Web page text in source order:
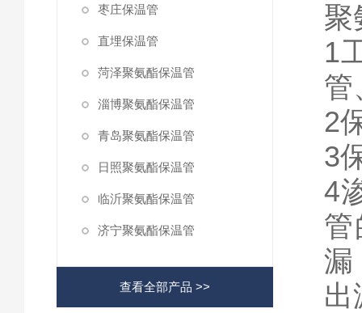
枣庄保温管
直埋保温管
菏泽聚氨酯保温管
淄博聚氨酯保温管
青岛聚氨酯保温管
日照聚氨酯保温管
临沂聚氨酯保温管
济宁聚氨酯保温管
查看全部产品 >>
聚
1
管
2
3
4
管
漏
出